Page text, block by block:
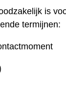
is
termijnen: